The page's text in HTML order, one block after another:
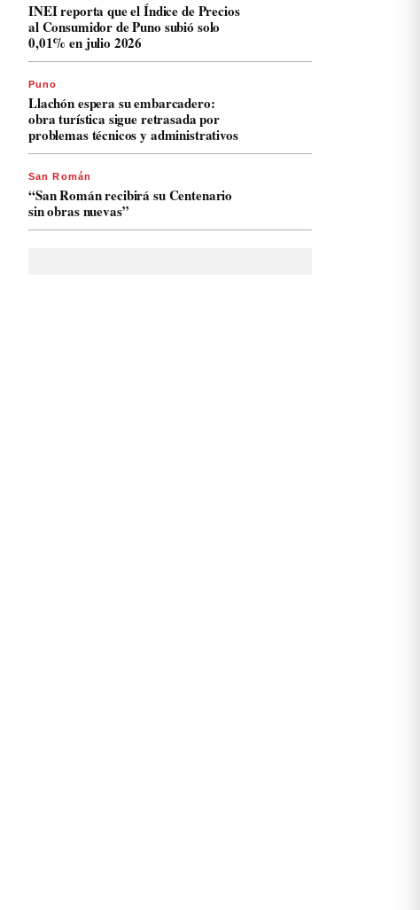
INEI reporta que el Índice de Precios
al Consumidor de Puno subió solo
0,01% en julio 2026
Puno
Llachón espera su embarcadero:
obra turística sigue retrasada por
problemas técnicos y administrativos
San Román
“San Román recibirá su Centenario
sin obras nuevas”